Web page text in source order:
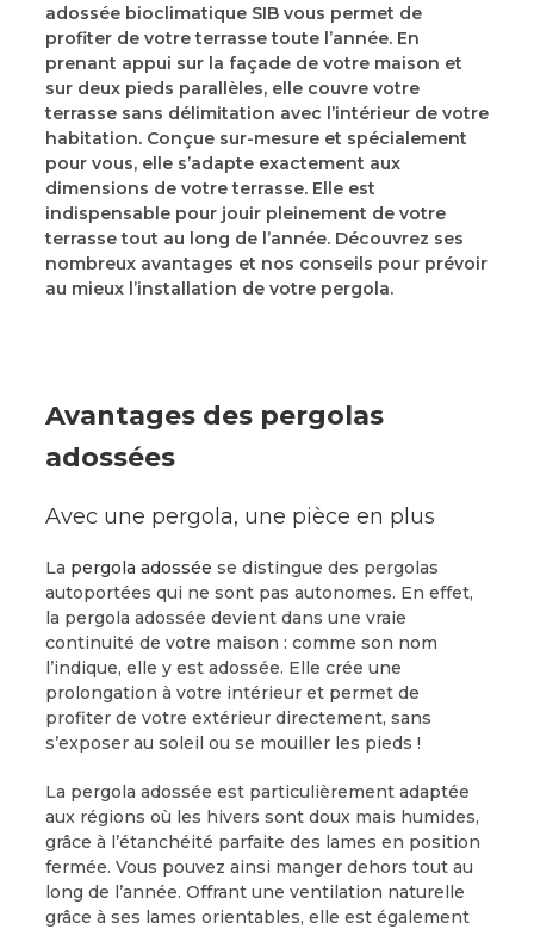
adossée bioclimatique SIB vous permet de
profiter de votre terrasse toute l’année. En
prenant appui sur la façade de votre maison et
sur deux pieds parallèles, elle couvre votre
terrasse sans délimitation avec l’intérieur de votre
habitation. Conçue sur-mesure et spécialement
pour vous, elle s’adapte exactement aux
dimensions de votre terrasse. Elle est
indispensable pour jouir pleinement de votre
terrasse tout au long de l’année. Découvrez ses
nombreux avantages et nos conseils pour prévoir
au mieux l’installation de votre pergola.
Avantages des pergolas
adossées
Avec une pergola, une pièce en plus
La pergola adossée se distingue des pergolas
autoportées qui ne sont pas autonomes. En effet,
la pergola adossée devient dans une vraie
continuité de votre maison : comme son nom
l’indique, elle y est adossée. Elle crée une
prolongation à votre intérieur et permet de
profiter de votre extérieur directement, sans
s’exposer au soleil ou se mouiller les pieds !
La pergola adossée est particulièrement adaptée
aux régions où les hivers sont doux mais humides,
grâce à l’étanchéité parfaite des lames en position
fermée. Vous pouvez ainsi manger dehors tout au
long de l’année. Offrant une ventilation naturelle
grâce à ses lames orientables, elle est également